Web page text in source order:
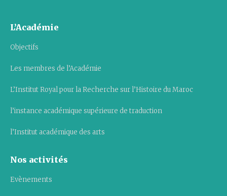
L’Académie
Objectifs
Les membres de l’Académie
L’Institut Royal pour la Recherche sur l’Histoire du Maroc
l’instance académique supérieure de traduction
l’Institut académique des arts
Nos activités
Evènements